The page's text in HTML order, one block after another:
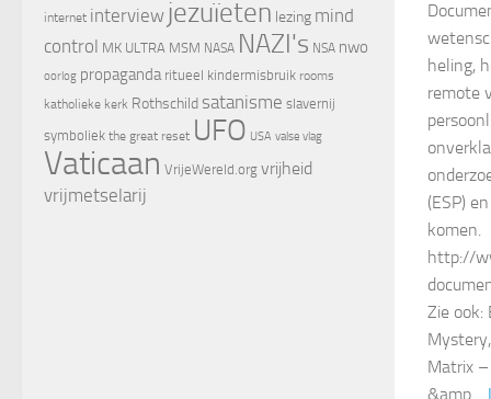
heling,
remote
(ESP)
komen.
http://
Zie ook:
Matrix –
&amp…
internet interview jezuïeten lezing mind
control MK ULTRA MSM NASA NAZI's NSA nwo
oorlog propaganda ritueel kindermisbruik rooms
katholieke kerk Rothschild satanisme slavernij
symboliek the great reset UFO USA valse vlag
Vaticaan VrijeWereld.org vrijheid
vrijmetselarij